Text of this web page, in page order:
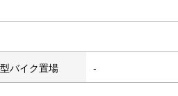
バイク置場 -